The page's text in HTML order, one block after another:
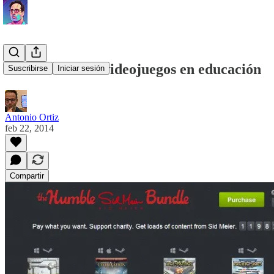
Suscribirse Iniciar sesión
Sobre el uso de videojuegos en educación
Antonio Ortiz
feb 22, 2014
Compartir